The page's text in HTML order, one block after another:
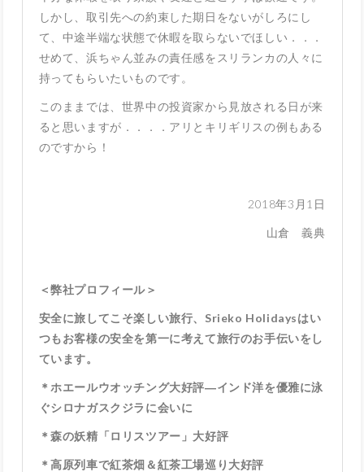
しかし、取引先への約束した期日をないがしろにし
て、中途半端な状態で休暇を取らないでほしい．．．
せめて、浜ちゃん並みの責任感をスリランカの人々に
持ってもらいたいものです。
このままでは、世界中の投資家から見放される日が来
ると思いますが．．．．アリとキリギリスの例もある
のですから！
2018年3月1日
山倉 義典
＜弊社プロフィール＞
安全に旅してこそ楽しい旅行、Srieko Holidaysはい
つもお客様の安全を第一に考えて旅行のお手伝いをし
ています。
＊ホエールウオッチング大好評―インド洋を優雅に泳
ぐシロナガスクジラに会いに
＊森の妖精「ロリスツアー」大好評
＊高原列車で紅茶畑＆紅茶工場巡り大好評